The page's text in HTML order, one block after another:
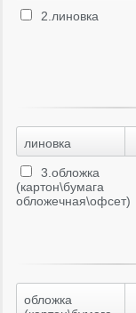
2.линовка
линовка
3.обложка
(картон\бумага
обложечная\офсет)
обложка